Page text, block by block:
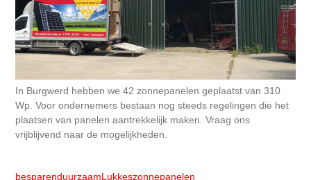
In Burgwerd hebben we 42 zonnepanelen geplaatst van 310
Wp. Voor ondernemers bestaan nog steeds regelingen die het
plaatsen van panelen aantrekkelijk maken. Vraag ons
vrijblijvend naar de mogelijkheden.
besparenduurzaamLukkeszonnepanelen